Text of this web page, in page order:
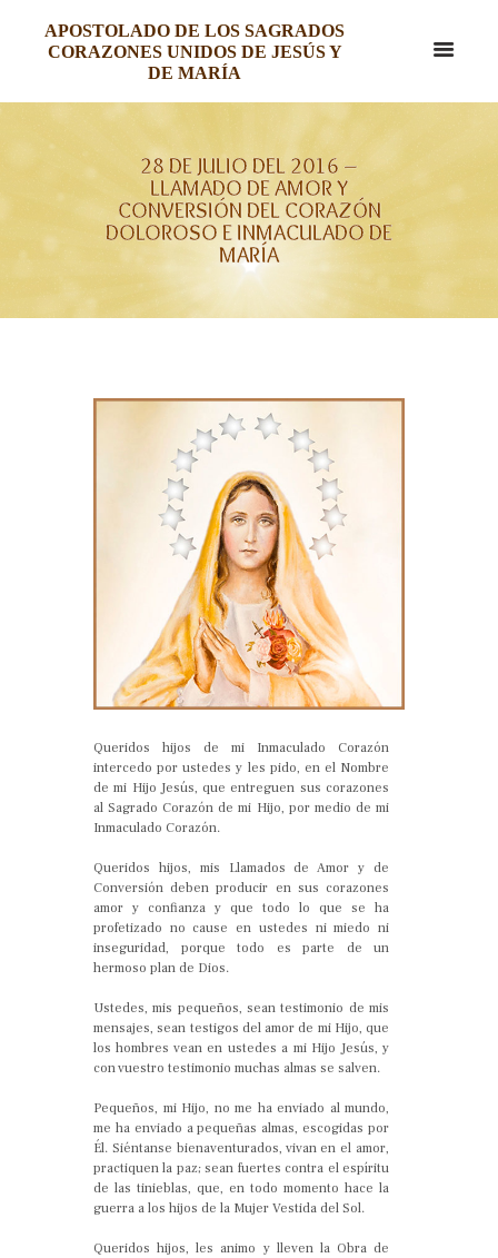
APOSTOLADO DE LOS SAGRADOS
CORAZONES UNIDOS DE JESÚS Y
DE MARÍA
28 DE JULIO DEL 2016 –
LLAMADO DE AMOR Y
CONVERSIÓN DEL CORAZÓN
DOLOROSO E INMACULADO DE
MARÍA
Queridos hijos de mi Inmaculado Corazón
intercedo por ustedes y les pido, en el Nombre
de mi Hijo Jesús, que entreguen sus corazones
al Sagrado Corazón de mi Hijo, por medio de mi
Inmaculado Corazón.
Queridos hijos, mis Llamados de Amor y de
Conversión deben producir en sus corazones
amor y confianza y que todo lo que se ha
profetizado no cause en ustedes ni miedo ni
inseguridad, porque todo es parte de un
hermoso plan de Dios.
Ustedes, mis pequeños, sean testimonio de mis
mensajes, sean testigos del amor de mi Hijo, que
los hombres vean en ustedes a mi Hijo Jesús, y
con vuestro testimonio muchas almas se salven.
Pequeños, mi Hijo, no me ha enviado al mundo,
me ha enviado a pequeñas almas, escogidas por
Él. Siéntanse bienaventurados, vivan en el amor,
practiquen la paz; sean fuertes contra el espíritu
de las tinieblas, que, en todo momento hace la
guerra a los hijos de la Mujer Vestida del Sol.
Queridos hijos, les animo y lleven la Obra de